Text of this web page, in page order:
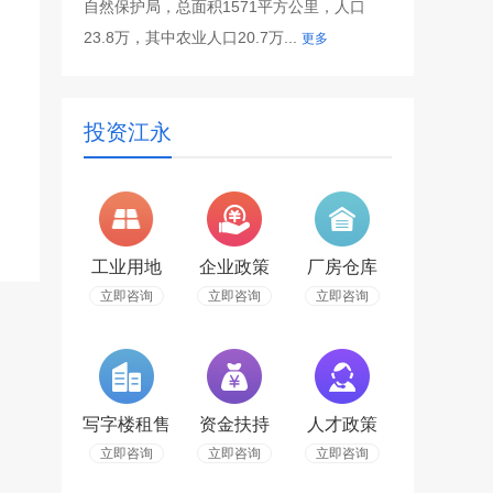
自然保护局，总面积1571平方公里，人口
23.8万，其中农业人口20.7万... 更多
投资江永
工业用地
立即咨询
企业政策
立即咨询
厂房仓库
立即咨询
写字楼租售
立即咨询
资金扶持
立即咨询
人才政策
立即咨询